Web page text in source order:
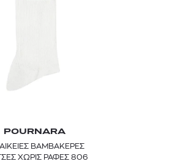
POURNARA
ΒΑΜΒΑΚΕΡΕΣ
ΧΩΡΙΣ ΡΑΦΕΣ 806